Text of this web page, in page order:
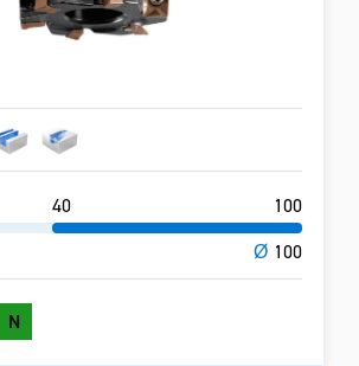
Ø 100
40 100
N